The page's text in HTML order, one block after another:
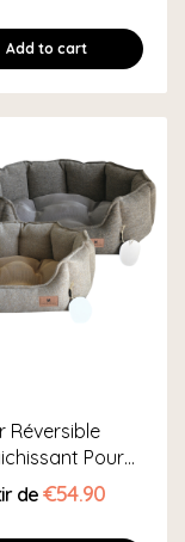
Add to cart
Réversible
Pour
& Chat
de €54.90